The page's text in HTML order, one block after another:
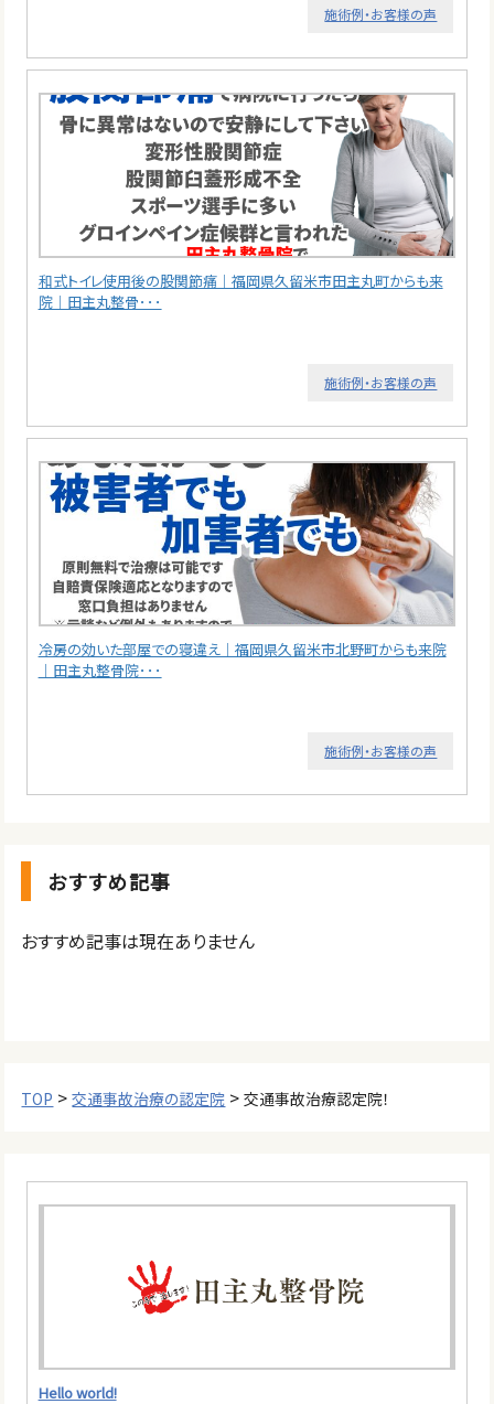
施術例・お客様の声
和式トイレ使用後の股関節痛｜福岡県久留米市田主丸町からも来
院｜田主丸整骨･･･
施術例・お客様の声
冷房の効いた部屋での寝違え｜福岡県久留米市北野町からも来院
｜田主丸整骨院･･･
施術例・お客様の声
おすすめ記事
おすすめ記事は現在ありません
TOP >交通事故治療の認定院 >交通事故治療認定院！
Hello world!